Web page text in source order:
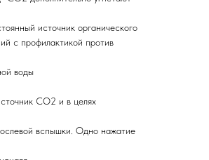
источник органического
с профилактикой против
воды
СО2 и в целях
вспышки. Одно нажатие